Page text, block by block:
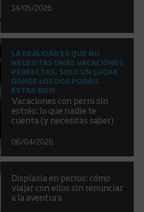
14/05/2026
LA REALIDAD ES QUE NO
NECESITAS UNAS VACACIONES
PERFECTAS, SOLO UN LUGAR
DONDE LOS DOS PODÁIS
ESTAR BIEN.
Vacaciones con perro sin
estrés: lo que nadie te
cuenta (y necesitas saber)
06/04/2026
Displasia en perros: cómo
viajar con ellos sin renunciar
a la aventura